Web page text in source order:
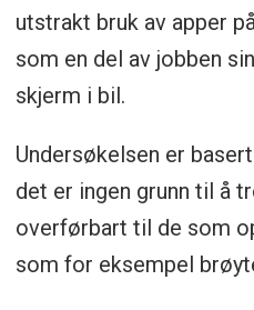
utstrakt bruk av apper
som en del av jobben
skjerm i bil.
Undersøkelsen er
det er ingen grunn til å
overførbart til de som
som for eksempel